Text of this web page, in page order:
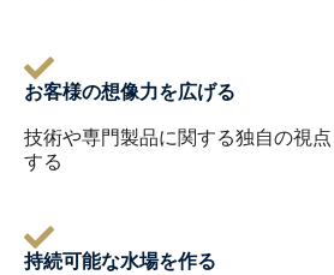
お客様の想像力を広げる
技術や専門製品に関する独自の視
する
持続可能な水場を作る